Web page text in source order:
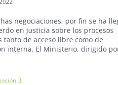
negociaciones, por fin se ha
en Justicia sobre los procesos
tanto de acceso libre como de
interna. El Ministerio, dirigido